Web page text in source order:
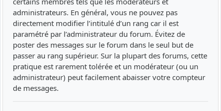
administrateurs. En général, vous ne pouvez pas
directement modifier l’intitulé d’un rang car il est
paramétré par l’administrateur du forum. Évitez de
poster des messages sur le forum dans le seul but de
passer au rang supérieur. Sur la plupart des forums, cette
pratique est rarement tolérée et un modérateur (ou un
administrateur) peut facilement abaisser votre compteur
de messages.